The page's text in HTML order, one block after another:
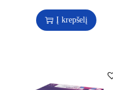
Į krepšelį